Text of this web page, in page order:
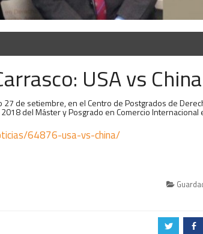
USA vs China
27 de setiembre, en el Centro de Postgrados de
del Máster y Posgrado en Comercio Internacional
64876-usa-vs-china/
a b